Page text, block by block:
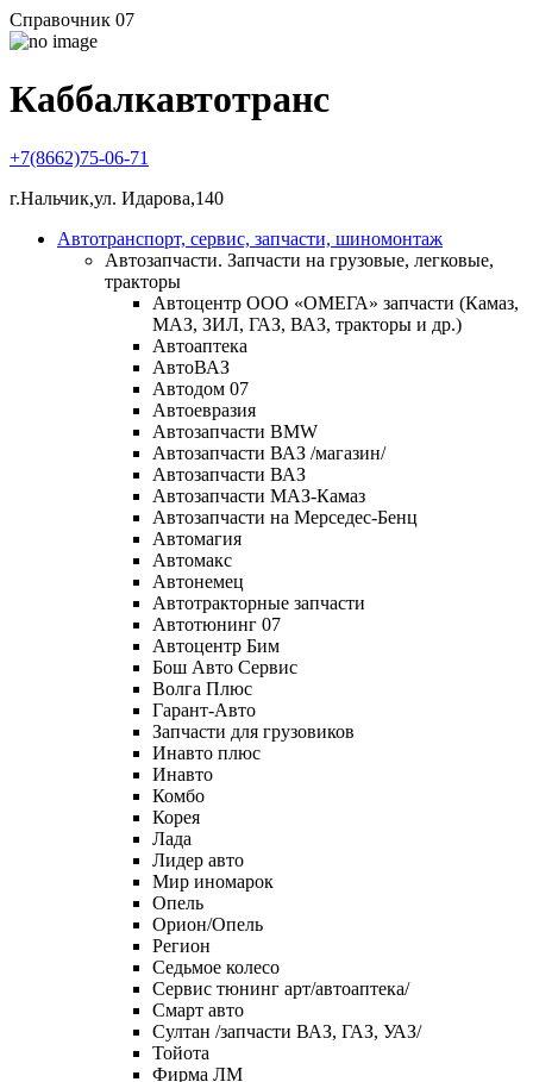
Справочник 07
Каббалкавтотранс
+7(8662)75-06-71
г.Нальчик,ул. Идарова,140
Автотранспорт, сервис, запчасти, шиномонтаж
Автозапчасти. Запчасти на грузовые, легковые,
тракторы
Автоцентр ООО «ОМЕГА» запчасти (Камаз,
МАЗ, ЗИЛ, ГАЗ, ВАЗ, тракторы и др.)
Автоаптека
АвтоВАЗ
Автодом 07
Автоевразия
Автозапчасти BMW
Автозапчасти ВАЗ /магазин/
Автозапчасти ВАЗ
Автозапчасти МАЗ-Камаз
Автозапчасти на Мерседес-Бенц
Автомагия
Автомакс
Автонемец
Автотракторные запчасти
Автотюнинг 07
Автоцентр Бим
Бош Авто Сервис
Волга Плюс
Гарант-Авто
Запчасти для грузовиков
Инавто плюс
Инавто
Комбо
Корея
Лада
Лидер авто
Мир иномарок
Опель
Орион/Опель
Регион
Седьмое колесо
Сервис тюнинг арт/автоаптека/
Смарт авто
Султан /запчасти ВАЗ, ГАЗ, УАЗ/
Тойота
Фирма ЛМ